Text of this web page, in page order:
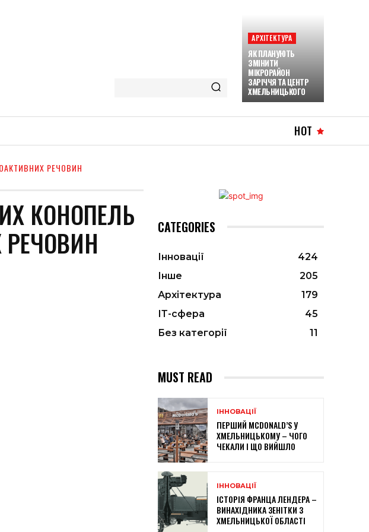
АРХІТЕКТУРА
ЯК ПЛАНУЮТЬ
ЗМІНИТИ
МІКРОРАЙОН
ЗАРІЧЧЯ ТА ЦЕНТР
ХМЕЛЬНИЦЬКОГО
HOT
РЕЧОВИН
КОНОПЕЛЬ
CATEGORIES
Інновації
424
Інше
205
Архітектура
179
ІТ-сфера
45
Без категорії
11
MUST READ
ІННОВАЦІЇ
ПЕРШИЙ MCDONALD’S У
ХМЕЛЬНИЦЬКОМУ – ЧОГО
ЧЕКАЛИ І ЩО ВИЙШЛО
ІННОВАЦІЇ
ІСТОРІЯ ФРАНЦА ЛЕНДЕРА –
ВИНАХІДНИКА ЗЕНІТКИ З
ХМЕЛЬНИЦЬКОЇ ОБЛАСТІ